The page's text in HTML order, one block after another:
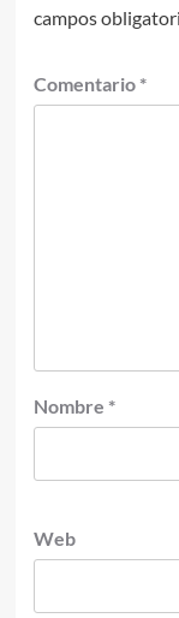
campos
Comentario *
Nombre *
Web